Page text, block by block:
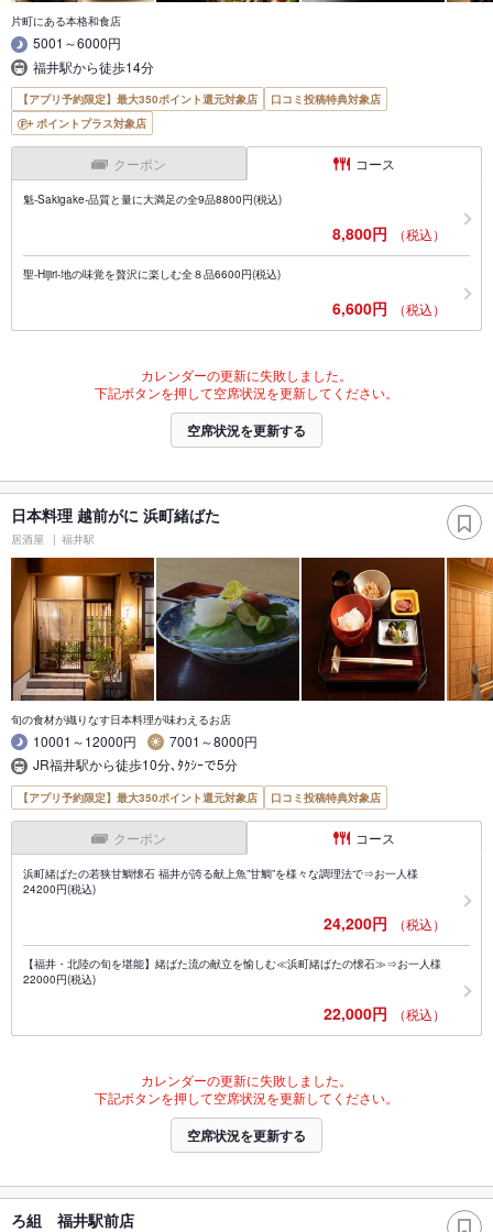
片町にある本格和食店
5001～6000円
福井駅から徒歩14分
【アプリ予約限定】最大350ポイント還元対象店
口コミ投稿特典対象店
ポイントプラス対象店
クーポン コース
魁-Sakigake-品質と量に大満足の全9品8800円(税込)
8,800円 （税込）
聖-Hijiri-地の味覚を贅沢に楽しむ全８品6600円(税込)
6,600円 （税込）
カレンダーの更新に失敗しました。
下記ボタンを押して空席状況を更新してください。
空席状況を更新する
日本料理 越前がに 浜町緒ばた
居酒屋 福井駅
旬の食材が織りなす日本料理が味わえるお店
10001～12000円
7001～8000円
JR福井駅から徒歩10分､ﾀｸｼｰで5分
【アプリ予約限定】最大350ポイント還元対象店 口コミ投稿特典対象店
クーポン コース
浜町緒ばたの若狭甘鯛懐石 福井が誇る献上魚”甘鯛”を様々な調理法で⇒お一人様
24200円(税込)
24,200円 （税込）
【福井・北陸の旬を堪能】緒ばた流の献立を愉しむ≪浜町緒ばたの懐石≫⇒お一人様
22000円(税込)
22,000円 （税込）
カレンダーの更新に失敗しました。
下記ボタンを押して空席状況を更新してください。
空席状況を更新する
ろ組 福井駅前店